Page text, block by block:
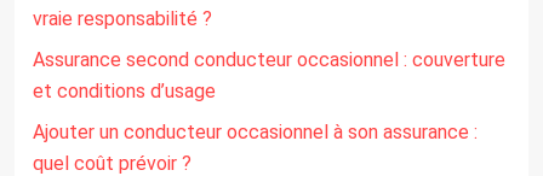
vraie responsabilité ?
Assurance second conducteur occasionnel : couverture
et conditions d’usage
Ajouter un conducteur occasionnel à son assurance :
quel coût prévoir ?